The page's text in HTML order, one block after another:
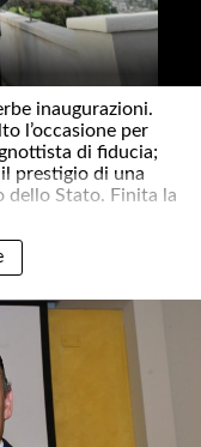
inaugurazioni.
l’occasione per
di fiducia;
prestigio di una
dello Stato. Finita la